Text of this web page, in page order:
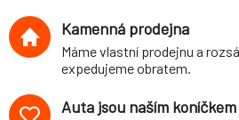
Kamenná prodejna
Máme vlastní prodejnu a
expedujeme obratem.
Auta jsou naším koníčkem